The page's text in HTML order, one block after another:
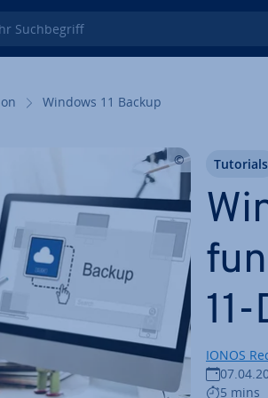
Such­be­griff
Windows 11 Backup
IONOS
5 mins
Tutorials